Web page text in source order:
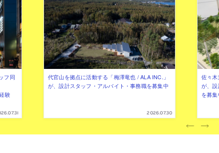
フ同
験
代官山を拠点に活動する「梅澤竜也 / ALA INC.」
が、設計スタッフ・アルバイト・事務職を募集中
2026.07.30
佐々
が、
を募